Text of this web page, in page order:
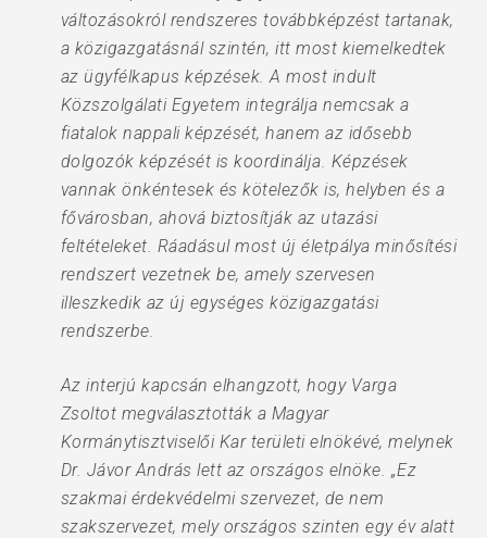
változásokról rendszeres továbbképzést tartanak,
a közigazgatásnál szintén, itt most kiemelkedtek
az ügyfélkapus képzések. A most indult
Közszolgálati Egyetem integrálja nemcsak a
fiatalok nappali képzését, hanem az idősebb
dolgozók képzését is koordinálja. Képzések
vannak önkéntesek és kötelezők is, helyben és a
fővárosban, ahová biztosítják az utazási
feltételeket. Ráadásul most új életpálya minősítési
rendszert vezetnek be, amely szervesen
illeszkedik az új egységes közigazgatási
rendszerbe.
Az interjú kapcsán elhangzott, hogy Varga
Zsoltot megválasztották a Magyar
Kormánytisztviselői Kar területi elnökévé, melynek
Dr. Jávor András lett az országos elnöke. „Ez
szakmai érdekvédelmi szervezet, de nem
szakszervezet, mely országos szinten egy év alatt